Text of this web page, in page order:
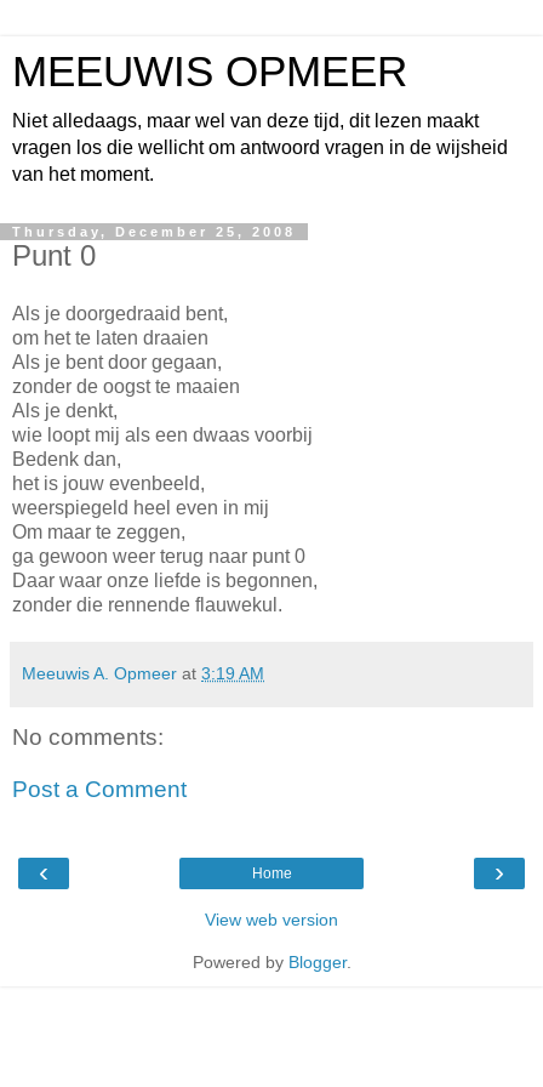
MEEUWIS OPMEER
Niet alledaags, maar wel van deze tijd, dit lezen maakt
vragen los die wellicht om antwoord vragen in de wijsheid
van het moment.
Thursday, December 25, 2008
Punt 0
Als je doorgedraaid bent,
om het te laten draaien
Als je bent door gegaan,
zonder de oogst te maaien
Als je denkt,
wie loopt mij als een dwaas voorbij
Bedenk dan,
het is jouw evenbeeld,
weerspiegeld heel even in mij
Om maar te zeggen,
ga gewoon weer terug naar punt 0
Daar waar onze liefde is begonnen,
zonder die rennende flauwekul.
Meeuwis A. Opmeer at 3:19 AM
No comments:
Post a Comment
‹ ›
Home
View web version
Powered by Blogger.